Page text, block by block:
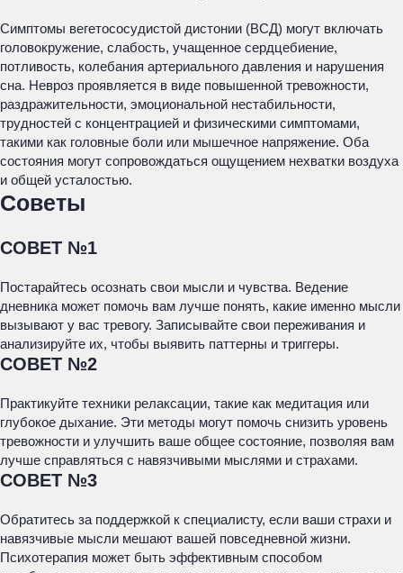
Симптомы вегетососудистой дистонии (ВСД) могут включать
головокружение, слабость, учащенное сердцебиение,
потливость, колебания артериального давления и нарушения
сна. Невроз проявляется в виде повышенной тревожности,
раздражительности, эмоциональной нестабильности,
трудностей с концентрацией и физическими симптомами,
такими как головные боли или мышечное напряжение. Оба
состояния могут сопровождаться ощущением нехватки воздуха
и общей усталостью.
Советы
СОВЕТ №1
Постарайтесь осознать свои мысли и чувства. Ведение
дневника может помочь вам лучше понять, какие именно мысли
вызывают у вас тревогу. Записывайте свои переживания и
анализируйте их, чтобы выявить паттерны и триггеры.
СОВЕТ №2
Практикуйте техники релаксации, такие как медитация или
глубокое дыхание. Эти методы могут помочь снизить уровень
тревожности и улучшить ваше общее состояние, позволяя вам
лучше справляться с навязчивыми мыслями и страхами.
СОВЕТ №3
Обратитесь за поддержкой к специалисту, если ваши страхи и
навязчивые мысли мешают вашей повседневной жизни.
Психотерапия может быть эффективным способом